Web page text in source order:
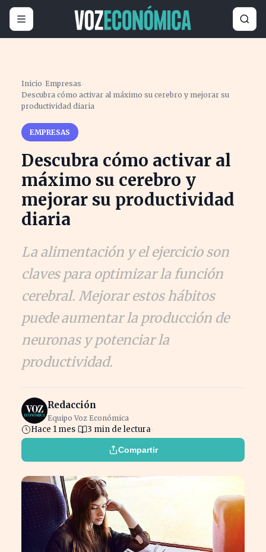
Inicio ›Empresas ›
Descubra cómo activar al máximo su cerebro y mejorar su
productividad diaria
EMPRESAS
Descubra cómo activar al
máximo su cerebro y
mejorar su productividad
diaria
La alimentación y el ejercicio son
claves para optimizar la función
cerebral. Mejorar estos hábitos
puede aumentar la producción de
neuronas y potenciar la
productividad.
Redacción
Equipo Voz Económica
Hace 1 mes 3 min de lectura
Compartir